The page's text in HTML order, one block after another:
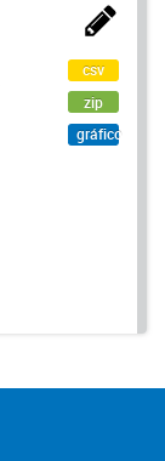
csv
zip
gráfico